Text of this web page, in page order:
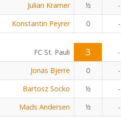
Julian Kramer ½ -
Konstantin Peyrer 0 -
FC St. Pauli 3 -
Jonas Bjerre 0 -
Bartosz Socko ½ -
Mads Andersen ½ -